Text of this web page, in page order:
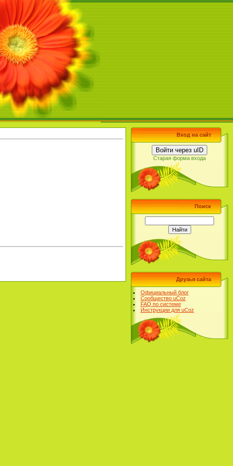
Вход на сайт
Войти через uID
Старая форма входа
Поиск
Друзья сайта
Официальный блог
Сообщество uCoz
FAQ по системе
Инструкции для uCoz